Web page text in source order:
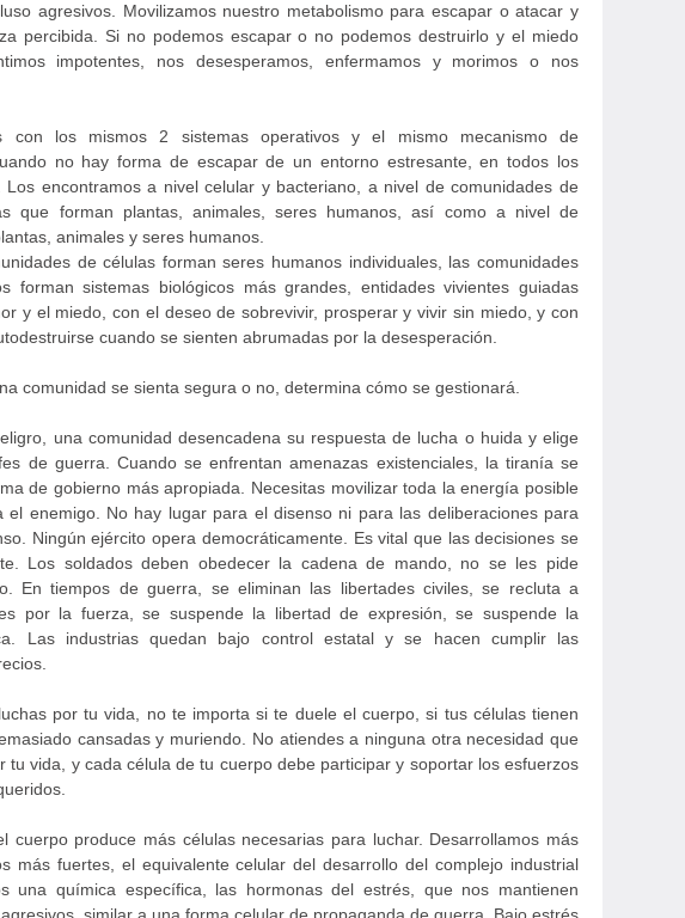
agresivos. Movilizamos nuestro metabolismo para escapar o atacar y
percibida. Si no podemos escapar o no podemos destruirlo y el miedo
impotentes, nos desesperamos, enfermamos y morimos o nos
con los mismos 2 sistemas operativos y el mismo mecanismo de
no hay forma de escapar de un entorno estresante, en todos los
Los encontramos a nivel celular y bacteriano, a nivel de comunidades de
que forman plantas, animales, seres humanos, así como a nivel de
animales y seres humanos.
de células forman seres humanos individuales, las comunidades
forman sistemas biológicos más grandes, entidades vivientes guiadas
y el miedo, con el deseo de sobrevivir, prosperar y vivir sin miedo, y con
cuando se sienten abrumadas por la desesperación.
comunidad se sienta segura o no, determina cómo se gestionará.
una comunidad desencadena su respuesta de lucha o huida y elige
de guerra. Cuando se enfrentan amenazas existenciales, la tiranía se
de gobierno más apropiada. Necesitas movilizar toda la energía posible
el enemigo. No hay lugar para el disenso ni para las deliberaciones para
Ningún ejército opera democráticamente. Es vital que las decisiones se
Los soldados deben obedecer la cadena de mando, no se les pide
En tiempos de guerra, se eliminan las libertades civiles, se recluta a
por la fuerza, se suspende la libertad de expresión, se suspende la
Las industrias quedan bajo control estatal y se hacen cumplir las
por tu vida, no te importa si te duele el cuerpo, si tus células tienen
cansadas y muriendo. No atiendes a ninguna otra necesidad que
tu vida, y cada célula de tu cuerpo debe participar y soportar los esfuerzos
cuerpo produce más células necesarias para luchar. Desarrollamos más
más fuertes, el equivalente celular del desarrollo del complejo industrial
una química específica, las hormonas del estrés, que nos mantienen